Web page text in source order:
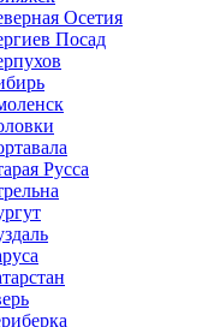
Осетия
Посад
Русса